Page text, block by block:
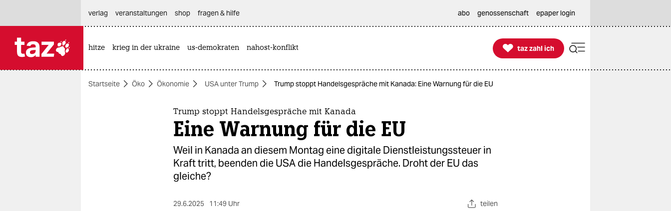
themen
verlag
veranstaltungen shop fragen & hilfe abo genossenschaft epaper login
hitze krieg in der ukraine us-demokraten nahost-konflikt 
taz zahl ich
taz zahl ich
Startseite Öko Ökonomie USA unter Trump Trump stoppt Handelsgespräche mit Kanada: Eine Warnung für die EU
Trump stoppt Handelsgespräche mit Kanada
Eine Warnung für die EU
Weil in Kanada an diesem Montag eine digitale Dienstleistungssteuer in
Kraft tritt, beenden die USA die Handelsgespräche. Droht der EU das
gleiche?
29.6.2025 11:49 Uhr teilen